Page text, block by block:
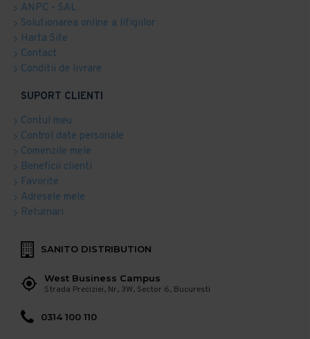
ANPC - SAL
Solutionarea online a litigiilor
Harta Site
Contact
Conditii de livrare
SUPORT CLIENTI
Contul meu
Control date personale
Comenzile mele
Beneficii clienti
Favorite
Adresele mele
Returnari
SANITO DISTRIBUTION
West Business Campus
Strada Preciziei, Nr, 3W, Sector 6, Bucuresti
0314 100 110